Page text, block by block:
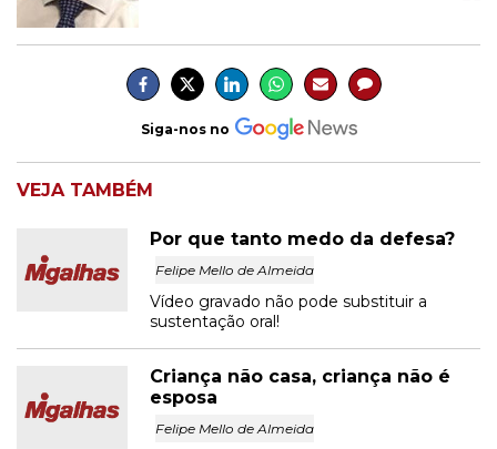
Siga-nos no
VEJA TAMBÉM
Por que tanto medo da defesa?
Felipe Mello de Almeida
Vídeo gravado não pode substituir a
sustentação oral!
Criança não casa, criança não é
esposa
Felipe Mello de Almeida